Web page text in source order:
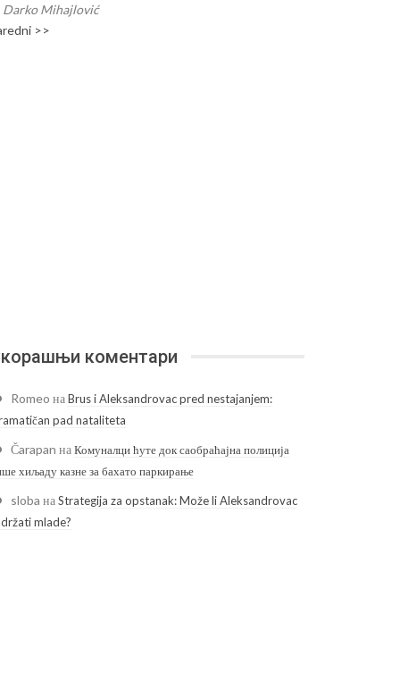
Darko Mihajlović
>>
коментари
Romeo наBrus i Aleksandrovac pred nestajanjem:
pad nataliteta
Čarapan наКомуналци ћуте док саобраћајна полиција
хиљаду казне за бахато паркирање
sloba наStrategija za opstanak: Može li Aleksandrovac
mlade?